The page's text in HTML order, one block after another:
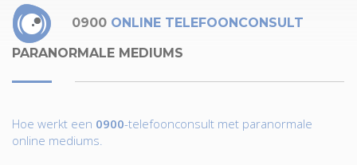
0900 ONLINE TELEFOONCONSULT
PARANORMALE MEDIUMS
Hoe werkt een 0900-telefoonconsult met paranormale
online mediums.